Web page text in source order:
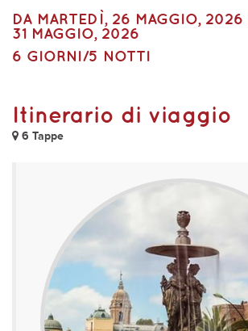
DA MARTEDÌ, 26 MAGGIO, 2026
31 MAGGIO, 2026
6 GIORNI/5 NOTTI
Itinerario di viaggio
6 Tappe